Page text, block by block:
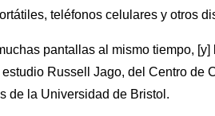
teléfonos celulares y otros
pantallas al mismo tiempo,
Russell Jago, del Centro de
de la Universidad de Bristol.